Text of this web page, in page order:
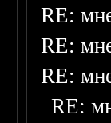
RE:
RE:
RE:
RE: